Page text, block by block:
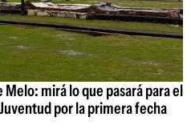
mirá lo que pasará para el
por la primera fecha